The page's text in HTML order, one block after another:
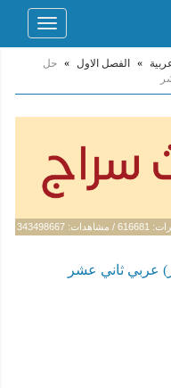
Toggle
» الفصل الاول » حل
/ مشاهدات: 343498667
عربي ثاني عشر